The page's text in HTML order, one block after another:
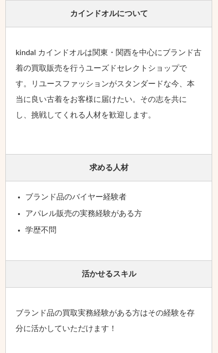
カインドオルについて
kindal カインドオルは関東・関西を中心にブランド古
着の買取販売を行うユーズドセレクトショップで
す。リユースファッションがスタンダードな今、本
当に良い古着をお客様に届けたい。その志を共に
し、挑戦してくれる人材を歓迎します。
求める人材
ブランド品のバイヤー経験者
アパレル販売の実務経験がある方
学歴不問
活かせるスキル
ブランド品の買取実務経験がある方はその経験を存
分に活かしていただけます！